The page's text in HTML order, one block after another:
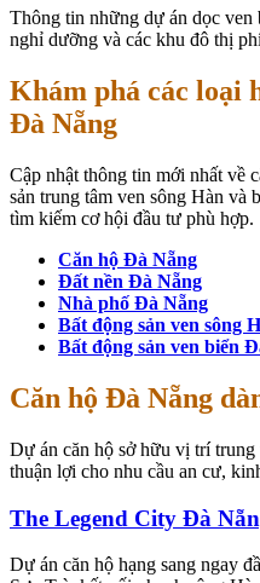
Thông tin những dự án dọc ven
nghỉ dưỡng và các khu đô thị
Khám phá các loại
Đà Nẵng
Cập nhật thông tin mới nhất về
sản trung tâm ven sông Hàn và
tìm kiếm cơ hội đầu tư phù hợp.
Căn hộ Đà Nẵng
Đất nền Đà Nẵng
Nhà phố Đà Nẵng
Bất động sản ven sông
Bất động sản ven biển
Căn hộ Đà Nẵng
Dự án căn hộ sở hữu vị trí trung
thuận lợi cho nhu cầu an cư,
The Legend City Đà
Dự án căn hộ hạng sang ngay